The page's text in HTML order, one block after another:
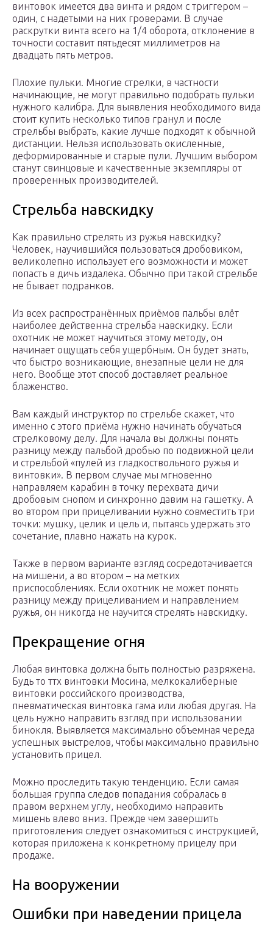
винтовок имеется два винта и рядом с триггером –
один, с надетыми на них гроверами. В случае
раскрутки винта всего на 1/4 оборота, отклонение в
точности составит пятьдесят миллиметров на
двадцать пять метров.
Плохие пульки. Многие стрелки, в частности
начинающие, не могут правильно подобрать пульки
нужного калибра. Для выявления необходимого вида
стоит купить несколько типов гранул и после
стрельбы выбрать, какие лучше подходят к обычной
дистанции. Нельзя использовать окисленные,
деформированные и старые пули. Лучшим выбором
станут свинцовые и качественные экземпляры от
проверенных производителей.
Стрельба навскидку
Как правильно стрелять из ружья навскидку?
Человек, научившийся пользоваться дробовиком,
великолепно использует его возможности и может
попасть в дичь издалека. Обычно при такой стрельбе
не бывает подранков.
Из всех распространённых приёмов пальбы влёт
наиболее действенна стрельба навскидку. Если
охотник не может научиться этому методу, он
начинает ощущать себя ущербным. Он будет знать,
что быстро возникающие, внезапные цели не для
него. Вообще этот способ доставляет реальное
блаженство.
Вам каждый инструктор по стрельбе скажет, что
именно с этого приёма нужно начинать обучаться
стрелковому делу. Для начала вы должны понять
разницу между пальбой дробью по подвижной цели
и стрельбой «пулей из гладкоствольного ружья и
винтовки». В первом случае мы мгновенно
направляем карабин в точку перехвата дичи
дробовым снопом и синхронно давим на гашетку. А
во втором при прицеливании нужно совместить три
точки: мушку, целик и цель и, пытаясь удержать это
сочетание, плавно нажать на курок.
Также в первом варианте взгляд сосредотачивается
на мишени, а во втором – на метких
приспособлениях. Если охотник не может понять
разницу между прицеливанием и направлением
ружья, он никогда не научится стрелять навскидку.
Прекращение огня
Любая винтовка должна быть полностью разряжена.
Будь то ттх винтовки Мосина, мелкокалиберные
винтовки российского производства,
пневматическая винтовка гама или любая другая. На
цель нужно направить взгляд при использовании
бинокля. Выявляется максимально объемная череда
успешных выстрелов, чтобы максимально правильно
установить прицел.
Можно проследить такую тенденцию. Если самая
большая группа следов попадания собралась в
правом верхнем углу, необходимо направить
мишень влево вниз. Прежде чем завершить
приготовления следует ознакомиться с инструкцией,
которая приложена к конкретному прицелу при
продаже.
На вооружении
Ошибки при наведении прицела